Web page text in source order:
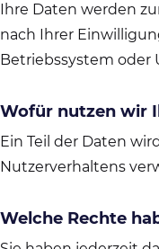
Ihre Daten werden
nach Ihrer
Betriebssystem oder
Wofür nutzen wir
Ein Teil der Daten
Nutzerverhaltens
Welche Rechte